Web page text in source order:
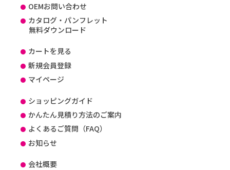
OEMお問い合わせ
カタログ・パンフレット
無料ダウンロード
カートを見る
新規会員登録
マイページ
ショッピングガイド
かんたん見積り方法のご案内
よくあるご質問（FAQ）
お知らせ
会社概要